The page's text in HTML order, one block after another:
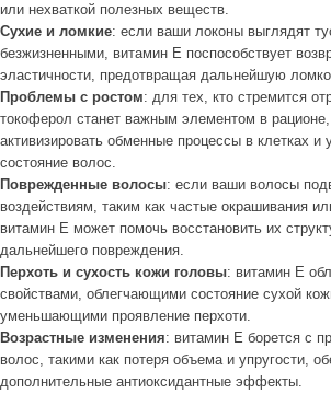
или нехваткой полезных веществ.
Сухие и ломкие: если ваши локоны выглядят
безжизненными, витамин Е поспособствует
эластичности, предотвращая дальнейшую
Проблемы с ростом: для тех, кто стремится
токоферол станет важным элементом в рационе,
активизировать обменные процессы в клетках
состояние волос.
Поврежденные волосы: если ваши волосы
воздействиям, таким как частые окрашивания
витамин Е может помочь восстановить их
дальнейшего повреждения.
Перхоть и сухость кожи головы: витамин Е
свойствами, облегчающими состояние сухой
уменьшающими проявление перхоти.
Возрастные изменения: витамин Е борется с
волос, такими как потеря объема и упругости,
дополнительные антиоксидантные эффекты.